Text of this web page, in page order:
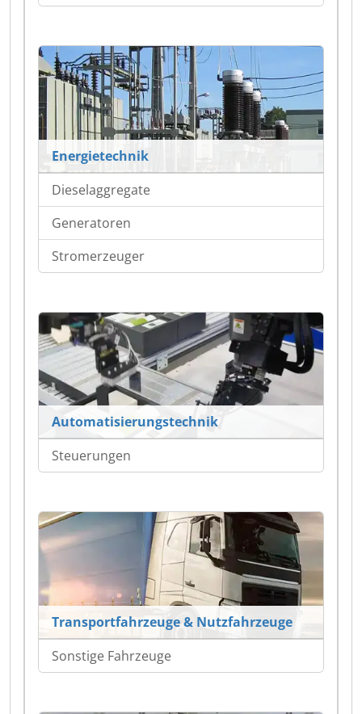
Energietechnik
Dieselaggregate
Generatoren
Stromerzeuger
Automatisierungstechnik
Steuerungen
Transportfahrzeuge & Nutzfahrzeuge
Sonstige Fahrzeuge